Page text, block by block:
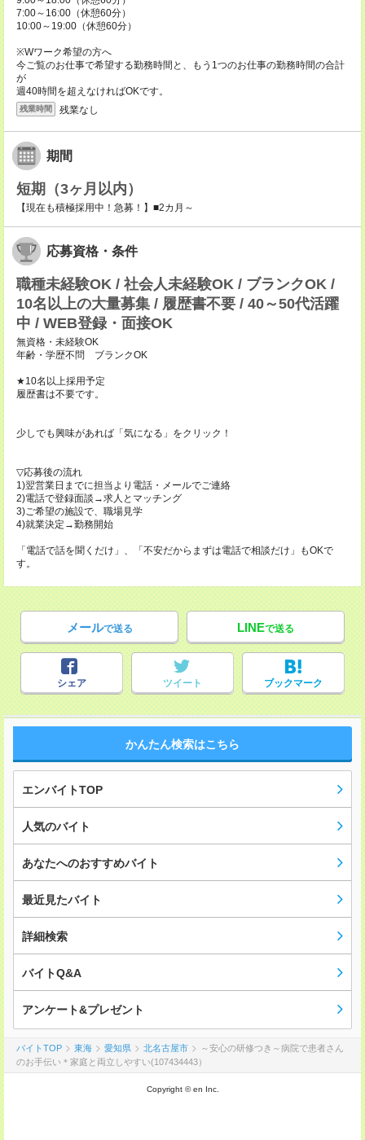
7:00～16:00（休憩60分）
10:00～19:00（休憩60分）
※Wワーク希望の方へ
今ご覧のお仕事で希望する勤務時間と、もう1つのお仕事の勤務時間の合計
が
週40時間を超えなければOKです。
残業時間 残業なし
期間
短期（3ヶ月以内）
【現在も積極採用中！急募！】■2カ月～
応募資格・条件
職種未経験OK / 社会人未経験OK / ブランクOK /
10名以上の大量募集 / 履歴書不要 / 40～50代活躍
中 / WEB登録・面接OK
無資格・未経験OK
年齢・学歴不問 ブランクOK
★10名以上採用予定
履歴書は不要です。
少しでも興味があれば「気になる」をクリック！
▽応募後の流れ
1)翌営業日までに担当より電話・メールでご連絡
2)電話で登録面談→求人とマッチング
3)ご希望の施設で、職場見学
4)就業決定→勤務開始
「電話で話を聞くだけ」、「不安だからまずは電話で相談だけ」もOKで
す。
メールで送る LINEで送る
シェア ツイート ブックマーク
かんたん検索はこちら
エンバイトTOP
人気のバイト
あなたへのおすすめバイト
最近見たバイト
詳細検索
バイトQ&A
アンケート&プレゼント
バイトTOP 東海 愛知県 北名古屋市
～安心の研修つき～病院で患者さん
のお手伝い＊家庭と両立しやすい(107434443）
Copyright © en Inc.